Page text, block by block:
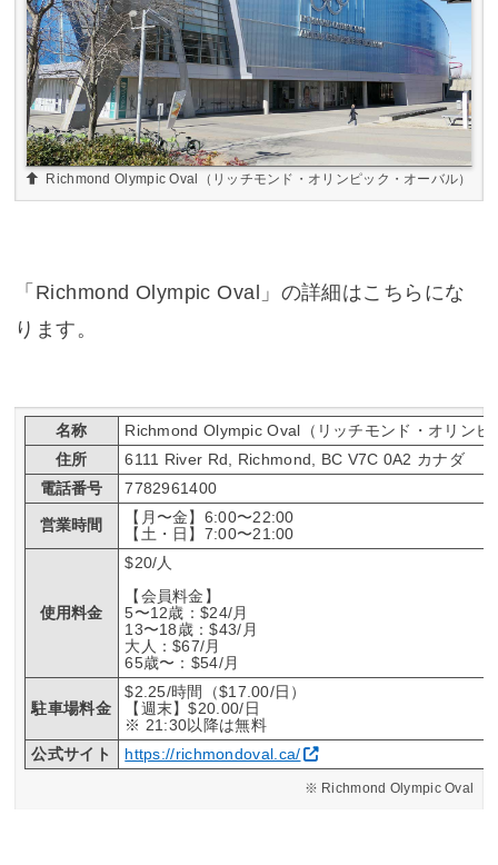
Richmond Olympic Oval（リッチモンド・オリンピック・オーバル）
「Richmond Olympic Oval」の詳細はこちらにな
ります。
名称
Richmond Olympic Oval（リッチモンド・オリンピ
住所
6111 River Rd, Richmond, BC V7C 0A2 カナダ
電話番号
7782961400
営業時間
【月〜金】6:00〜22:00
【土・日】7:00〜21:00
使用料金
$20/人
【会員料金】
5〜12歳：$24/月
13〜18歳：$43/月
大人：$67/月
65歳〜：$54/月
駐車場料金
$2.25/時間（$17.00/日）
【週末】$20.00/日
※ 21:30以降は無料
公式サイト
https://richmondoval.ca/
Richmond Olympic Oval